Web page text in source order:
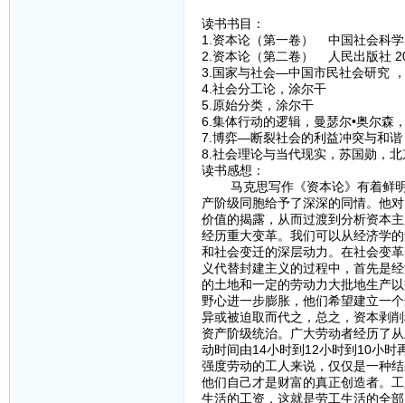
读书书目：
1.资本论（第一卷） 中国社会科
2.资本论（第二卷） 人民出版社
3.国家与社会—中国市民社会研究
4.社会分工论，涂尔干
5.原始分类，涂尔干
6.集体行动的逻辑，曼瑟尔•奥尔森
7.博弈—断裂社会的利益冲突与和
8.社会理论与当代现实，苏国勋，
读书感想：
马克思写作《资本论》有着鲜明
产阶级同胞给予了深深的同情。他
价值的揭露，从而过渡到分析资本
经历重大变革。我们可以从经济学
和社会变迁的深层动力。在社会变
义代替封建主义的过程中，首先是
的土地和一定的劳动力大批地生产
野心进一步膨胀，他们希望建立一
异或被迫取而代之，总之，资本剥
资产阶级统治。广大劳动者经历了
动时间由14小时到12小时到10小时
强度劳动的工人来说，仅仅是一种
他们自己才是财富的真正创造者。
生活的工资，这就是劳工生活的全